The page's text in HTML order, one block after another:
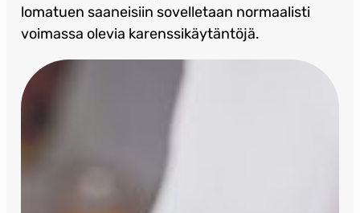
lomatuen saaneisiin sovelletaan normaalisti
voimassa olevia karenssikäytäntöjä.